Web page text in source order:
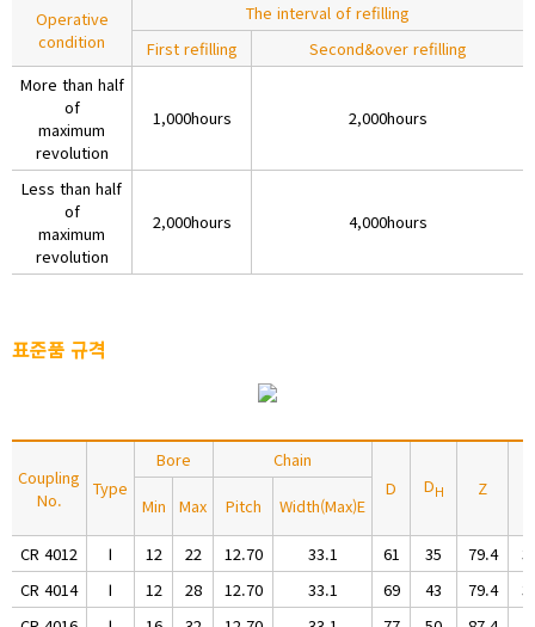
Operative
condition
The interval of refilling
First refilling
Second&over refilling
More than half
of
maximum
revolution
1,000hours 2,000hours
Less than half
of
maximum
revolution
2,000hours 4,000hours
표준품 규격
Coupling
No.
Type
Bore
Chain
D
DH Z
Min Max Pitch Width(Max)E
CR 4012 Ⅰ 12 22 12.70 33.1 61 35 79.4
CR 4014
Ⅰ 12 28 12.70 33.1 69 43 79.4